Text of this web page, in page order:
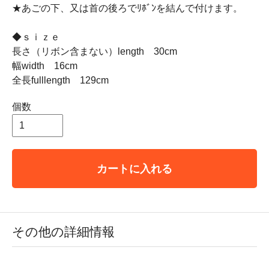
★あごの下、又は首の後ろでﾘﾎﾞﾝを結んで付けます。
◆ｓｉｚｅ
長さ（リボン含まない）length 30cm
幅width 16cm
全長fulllength 129cm
個数
カートに入れる
その他の詳細情報